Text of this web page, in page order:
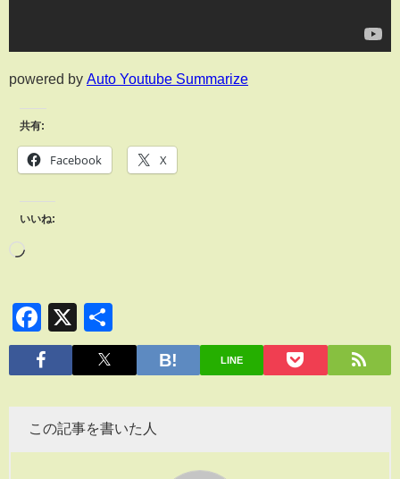
powered by Auto Youtube Summarize
共有:
Facebook X
いいね:
Facebook
X
有
LINE
この記事を書いた人